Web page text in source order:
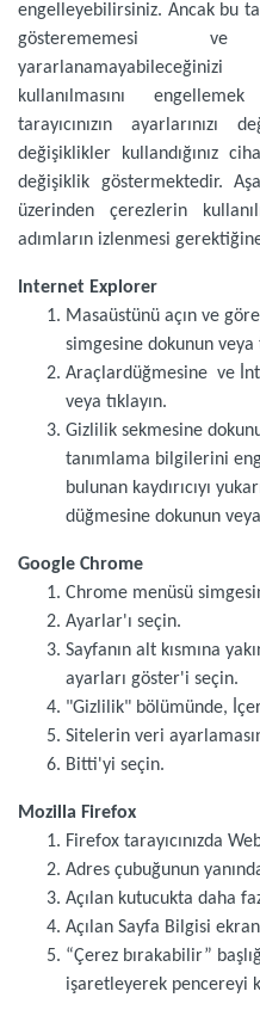
engelleyebilirsiniz. Ancak bu
gösterememesi
kullanılmasını
tarayıcınızın ayarlarınızı
değişiklikler kullandığınız
değişiklik göstermektedir.
üzerinden çerezlerin
adımların izlenmesi
Internet Explorer
Masaüstünü açın ve
simgesine dokunun veya
Araçlardüğmesine ve
veya tıklayın.
Gizlilik sekmesine
tanımlama bilgilerini
bulunan kaydırıcıyı
düğmesine dokunun veya
Google Chrome
Chrome menüsü
Ayarlar'ı seçin.
Sayfanın alt kısmına
ayarları göster'i seçin.
"Gizlilik" bölümünde,
Sitelerin veri
Bitti'yi seçin.
Mozilla Firefox
Firefox tarayıcınızda
Adres çubuğunun
Açılan kutucukta daha
Açılan Sayfa Bilgisi
“Çerez bırakabilir”
işaretleyerek pencereyi